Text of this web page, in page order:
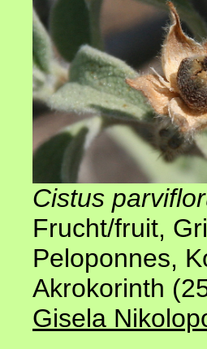
Cistus
Frucht/fruit,
Peloponnes,
Akrokorinth
Gisela